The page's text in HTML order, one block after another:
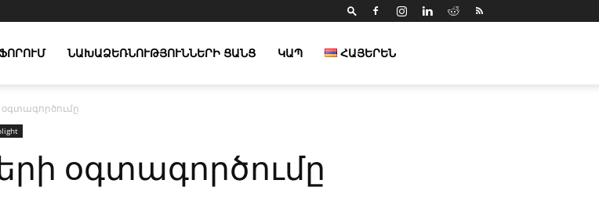
ՆԱԽԱՁԵՌՆՈՒԹՅՈՒՆՆԵՐԻ ՑԱՆՑ ԿԱՊ ՀԱՅԵՐԵՆ
օգտագործումը